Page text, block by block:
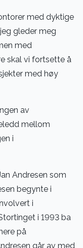
med dyktige
gleder meg
med
skal vi fortsette å
med høy
av
mellom
i
Andresen som
begynte i
i
i 1993 ba
på
går av med